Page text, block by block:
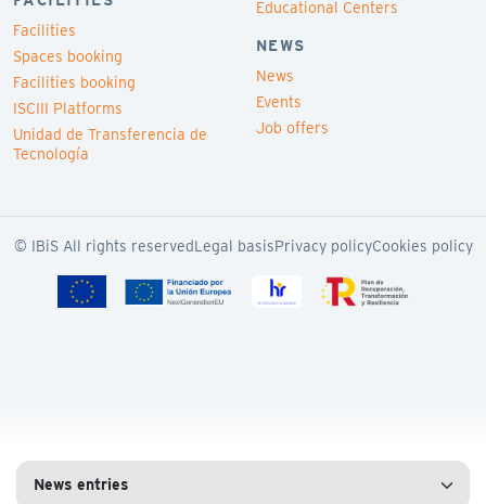
Facilities
Spaces booking
Facilities booking
ISCIII Platforms
Unidad de Transferencia de
Tecnología
Educational Centers
NEWS
News
Events
Job offers
© IBiS All rights reservedLegal basisPrivacy policyCookies policy